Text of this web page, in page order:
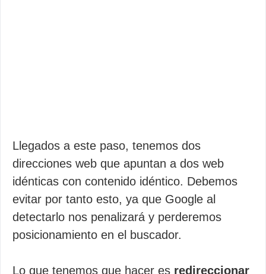
Llegados a este paso, tenemos dos
direcciones web que apuntan a dos web
idénticas con contenido idéntico. Debemos
evitar por tanto esto, ya que Google al
detectarlo nos penalizará y perderemos
posicionamiento en el buscador.
Lo que tenemos que hacer es redireccionar